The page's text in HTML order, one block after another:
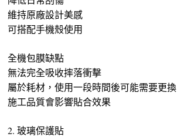
維持原廠設計美感
可搭配手機殼使用
全機包膜缺點
無法完全吸收摔落衝擊
屬於耗材，使用一段時間後可能需要更換
施工品質會影響貼合效果
2. 玻璃保護貼